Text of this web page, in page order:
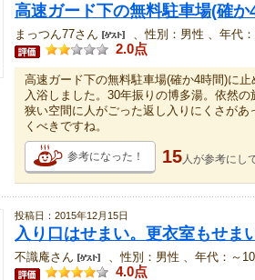
高速ガード下の無料駐車場(確
まっつん77さん
、性別：男性 、年代
2.0点
高速ガード下の無料駐車場(確か4時間)に
入浴しました。30年振りの博多湯。依然の
狭い空間に人がごった返し入りにくさが
くべきですね。
参考になった！ 15人が参考にし
投稿日：2015年12月15日
入り口はせまい。更衣室もせま
不識庵さん
、性別：男性 、年代：～
4.0点